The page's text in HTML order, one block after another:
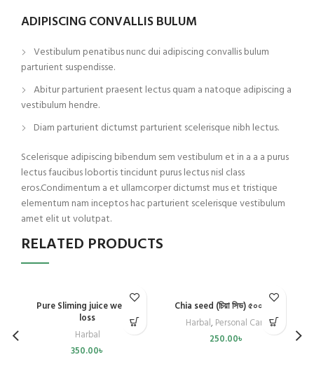
ADIPISCING CONVALLIS BULUM
Vestibulum penatibus nunc dui adipiscing convallis bulum
parturient suspendisse.
Abitur parturient praesent lectus quam a natoque adipiscing a
vestibulum hendre.
Diam parturient dictumst parturient scelerisque nibh lectus.
Scelerisque adipiscing bibendum sem vestibulum et in a a a purus
lectus faucibus lobortis tincidunt purus lectus nisl class
eros.Condimentum a et ullamcorper dictumst mus et tristique
elementum nam inceptos hac parturient scelerisque vestibulum
amet elit ut volutpat.
RELATED PRODUCTS
Pure Sliming juice weight
loss
Harbal
350.00৳
Chia seed (চিয়া সিড) ৫০০ গ্রাম
Harbal, Personal Care
250.00৳